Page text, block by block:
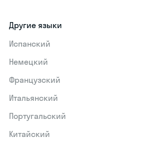
Другие языки
Испанский
Немецкий
Французский
Итальянский
Португальский
Китайский